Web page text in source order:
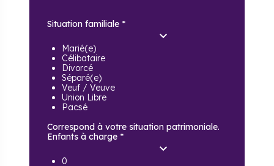
Situation familiale *
Marié(e)
Célibataire
Divorcé
Séparé(e)
Veuf / Veuve
Union Libre
Pacsé
Correspond à votre situation patrimoniale.
Enfants à charge *
0